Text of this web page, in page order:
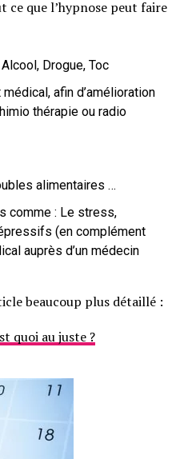
ce que l’hypnose peut faire
Drogue, Toc
afin d’amélioration
thérapie ou radio
alimentaires …
comme : Le stress,
(en complément
auprès d’un médecin
beaucoup plus détaillé :
quoi au juste ?